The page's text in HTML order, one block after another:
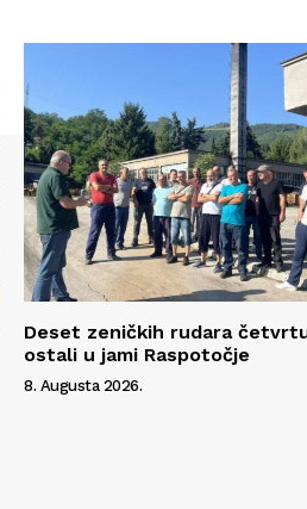
Deset zeničkih rudara
ostali u jami Raspotočje
8. Augusta 2026.